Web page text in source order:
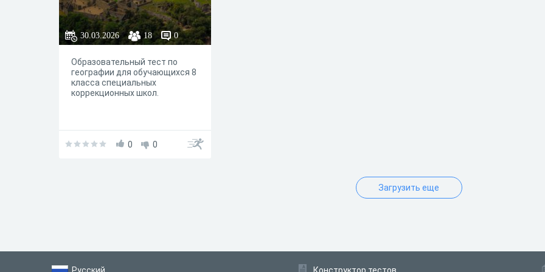
30.03.2026 18 0
Образовательный тест по
географии для обучающихся 8
класса специальных
коррекционных школ.
0 0
Загрузить еще